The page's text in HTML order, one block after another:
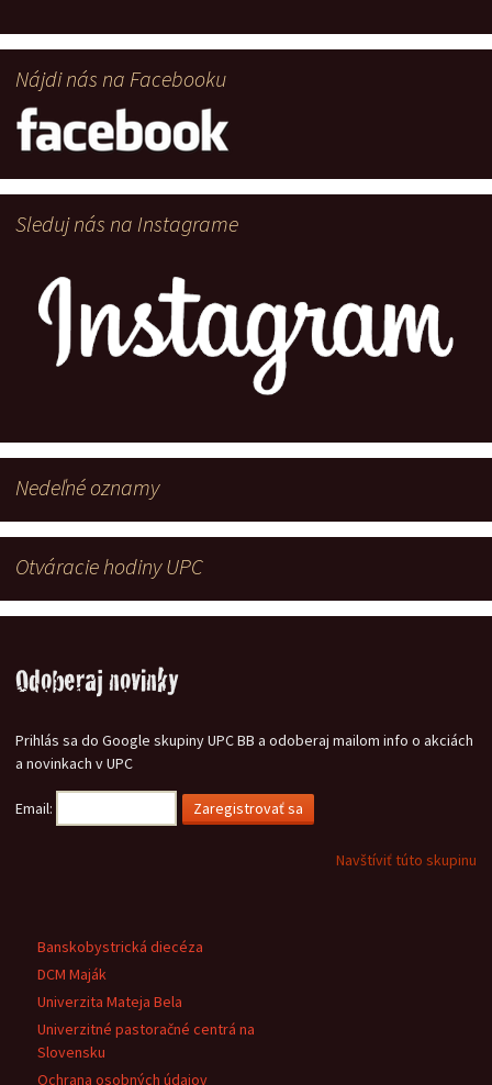
Nájdi nás na Facebooku
Sleduj nás na Instagrame
Nedeľné oznamy
Otváracie hodiny UPC
Odoberaj novinky
Prihlás sa do Google skupiny UPC BB a odoberaj mailom info o akciách
a novinkach v UPC
Email:
Navštíviť túto skupinu
Banskobystrická diecéza
DCM Maják
Univerzita Mateja Bela
Univerzitné pastoračné centrá na
Slovensku
Ochrana osobných údajov